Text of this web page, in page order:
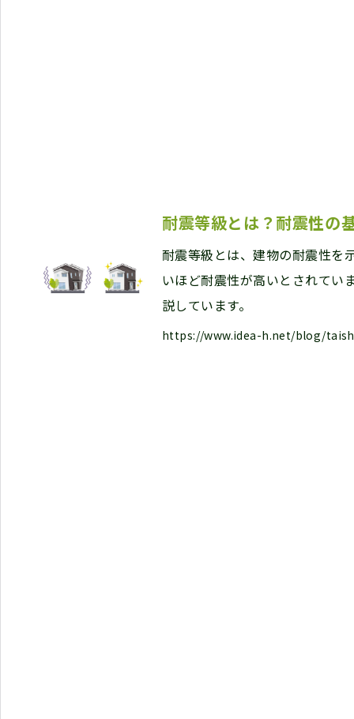
耐震等級とは？耐震性の
耐震等級とは、建物の耐震性を
いほど耐震性が高いとされてい
説しています。
https://www.idea-h.net/blog/